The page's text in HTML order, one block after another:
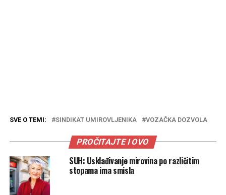
SVE O TEMI: SINDIKAT UMIROVLJENIKA VOZAČKA DOZVOLA
PROČITAJTE I OVO
SUH: Usklađivanje mirovina po različitim
stopama ima smisla